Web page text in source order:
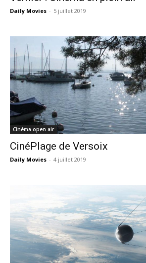
Daily Movies - 5 juillet 2019
Cinéma open air
CinéPlage de Versoix
Daily Movies - 4 juillet 2019